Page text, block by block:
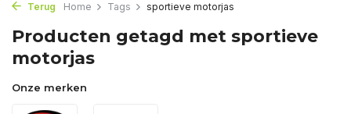
Terug Home Tags sportieve motorjas
Producten getagd met sportieve
motorjas
Onze merken